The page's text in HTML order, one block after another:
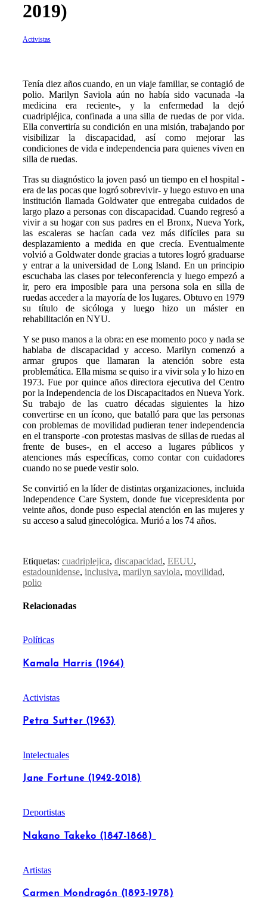
2019)
Activistas
Tenía diez años cuando, en un viaje familiar, se contagió de
polio. Marilyn Saviola aún no había sido vacunada -la
medicina era reciente-, y la enfermedad la dejó
cuadripléjica, confinada a una silla de ruedas de por vida.
Ella convertiría su condición en una misión, trabajando por
visibilizar la discapacidad, así como mejorar las
condiciones de vida e independencia para quienes viven en
silla de ruedas.
Tras su diagnóstico la joven pasó un tiempo en el hospital -
era de las pocas que logró sobrevivir- y luego estuvo en una
institución llamada Goldwater que entregaba cuidados de
largo plazo a personas con discapacidad. Cuando regresó a
vivir a su hogar con sus padres en el Bronx, Nueva York,
las escaleras se hacían cada vez más difíciles para su
desplazamiento a medida en que crecía. Eventualmente
volvió a Goldwater donde gracias a tutores logró graduarse
y entrar a la universidad de Long Island. En un principio
escuchaba las clases por teleconferencia y luego empezó a
ir, pero era imposible para una persona sola en silla de
ruedas acceder a la mayoría de los lugares. Obtuvo en 1979
su título de sicóloga y luego hizo un máster en
rehabilitación en NYU.
Y se puso manos a la obra: en ese momento poco y nada se
hablaba de discapacidad y acceso. Marilyn comenzó a
armar grupos que llamaran la atención sobre esta
problemática. Ella misma se quiso ir a vivir sola y lo hizo en
1973. Fue por quince años directora ejecutiva del Centro
por la Independencia de los Discapacitados en Nueva York.
Su trabajo de las cuatro décadas siguientes la hizo
convertirse en un ícono, que batalló para que las personas
con problemas de movilidad pudieran tener independencia
en el transporte -con protestas masivas de sillas de ruedas al
frente de buses-, en el acceso a lugares públicos y
atenciones más específicas, como contar con cuidadores
cuando no se puede vestir solo.
Se convirtió en la líder de distintas organizaciones, incluida
Independence Care System, donde fue vicepresidenta por
veinte años, donde puso especial atención en las mujeres y
su acceso a salud ginecológica. Murió a los 74 años.
Etiquetas: cuadriplejica, discapacidad, EEUU,
estadounidense, inclusiva, marilyn saviola, movilidad,
polio
Relacionadas
Políticas
Kamala Harris (1964)
Activistas
Petra Sutter (1963)
Intelectuales
Jane Fortune (1942-2018)
Deportistas
Nakano Takeko (1847-1868)
Artistas
Carmen Mondragón (1893-1978)